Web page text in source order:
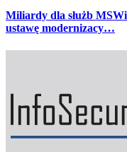
Miliardy dla służb
ustawę modernizacy…